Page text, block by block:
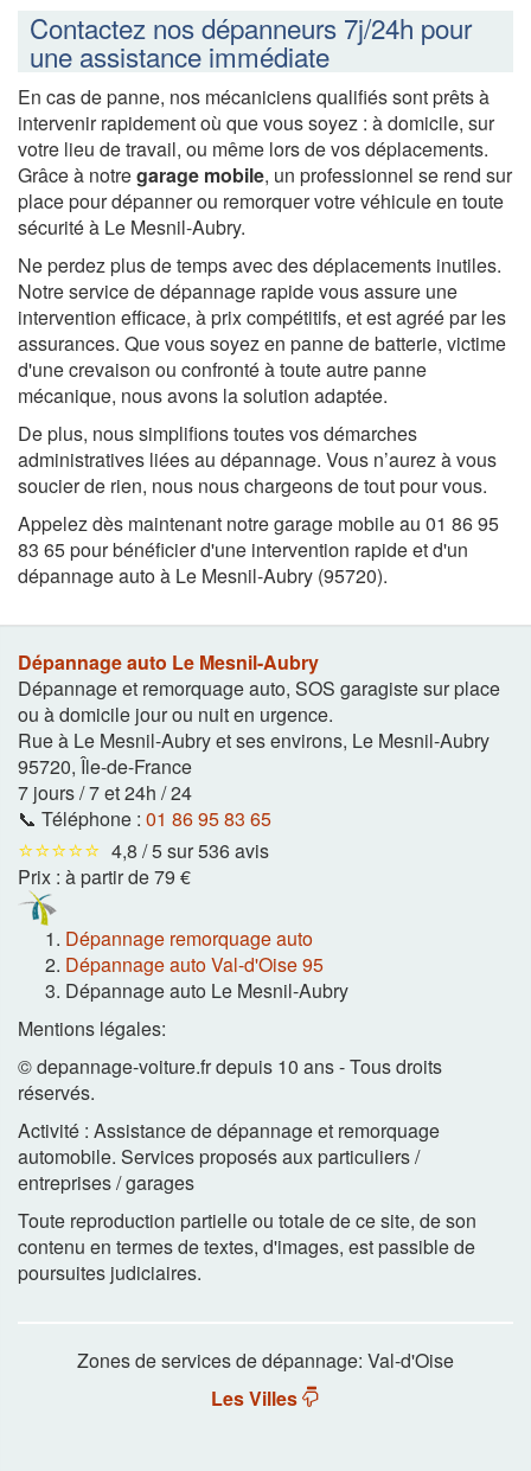
Contactez nos dépanneurs 7j/24h pour
une assistance immédiate
En cas de panne, nos mécaniciens qualifiés sont prêts à
intervenir rapidement où que vous soyez : à domicile, sur
votre lieu de travail, ou même lors de vos déplacements.
Grâce à notregarage mobile, un professionnel se rend sur
place pour dépanner ou remorquer votre véhicule en toute
sécurité à Le Mesnil-Aubry.
Ne perdez plus de temps avec des déplacements inutiles.
Notre service de dépannage rapide vous assure une
intervention efficace, à prix compétitifs, et est agréé par les
assurances. Que vous soyez en panne de batterie, victime
d'une crevaison ou confronté à toute autre panne
mécanique, nous avons la solution adaptée.
De plus, nous simplifions toutes vos démarches
administratives liées au dépannage. Vous n’aurez à vous
soucier de rien, nous nous chargeons de tout pour vous.
Appelez dès maintenant notre garage mobile au 01 86 95
83 65 pour bénéficier d'une intervention rapide et d'un
dépannage auto à Le Mesnil-Aubry (95720).
Dépannage auto Le Mesnil-Aubry
Dépannage et remorquage auto, SOS garagiste sur place
ou à domicile jour ou nuit en urgence.
Rue à Le Mesnil-Aubry et ses environs, Le Mesnil-Aubry
95720, Île-de-France
7 jours / 7 et 24h / 24
📞 Téléphone : 01 86 95 83 65
⭐⭐⭐⭐⭐ 4,8 / 5 sur 536 avis
Prix : à partir de 79 €
Dépannage remorquage auto
Dépannage auto Val-d'Oise 95
Dépannage auto Le Mesnil-Aubry
Mentions légales:
© depannage-voiture.fr depuis 10 ans - Tous droits
réservés.
Activité : Assistance de dépannage et remorquage
automobile. Services proposés aux particuliers /
entreprises / garages
Toute reproduction partielle ou totale de ce site, de son
contenu en termes de textes, d'images, est passible de
poursuites judiciaires.
Zones de services de dépannage: Val-d'Oise
Les Villes